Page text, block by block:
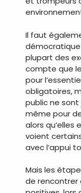
Il faut
démocratique
plupart des
compte que
pour
obligatoires,
public ne
même pour
alors qu’elles
voient
avec l’appui
Mais les
de rencontrer